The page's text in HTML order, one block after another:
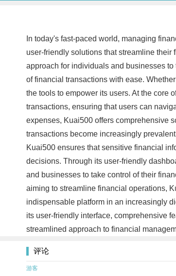
In today's fast-paced world, managing
user-friendly solutions that streamline
approach for individuals and businesses
of financial transactions with ease.
the tools to empower its users. At the core
transactions, ensuring that users can
expenses, Kuai500 offers comprehensive
transactions become increasingly
Kuai500 ensures that sensitive financial
decisions. Through its user-friendly
and businesses to take control of their
aiming to streamline financial operations,
indispensable platform in an increasingly
its user-friendly interface, comprehensive
streamlined approach to financial
评论
游客